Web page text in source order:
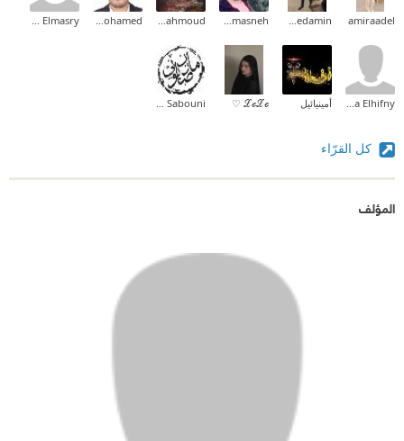
amiraadel
أمينيائيل ℒℴℒℴ ♡
كل القرّاء
المؤلف